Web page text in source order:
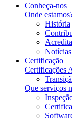
Conheça-nos
Onde
História
Notícias
Certificação
Certificações
Que serviços